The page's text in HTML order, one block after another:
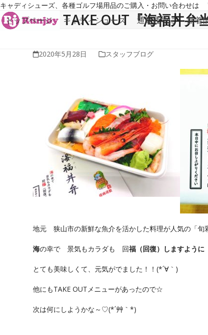
Skip
to
content
キャディシューズ、各種ゴルフ場用品のご購入・お問い合わせは
トップページ キャディシューズ 通勤通学に 新着
TAKE OUT『海福丼
2020年5月28日 スタッフブログ
地元 狭山市の新鮮な魚介を活かした料理が人気の「旬
海の幸で 景気もカラダも 回福（回復）しますよう
とても美味しくて、元気がでました！！(*´∀｀)
他にもTAKE OUTメニューがあったので☆
次は何にしようかな～♡(*´艸｀*)